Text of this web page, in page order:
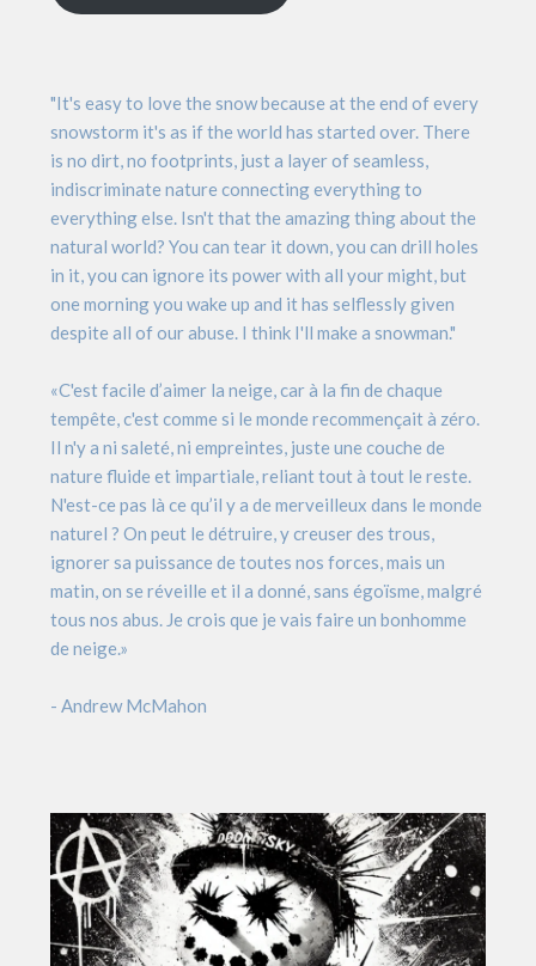
"It's easy to love the snow because at the end of every
snowstorm it's as if the world has started over. There
is no dirt, no footprints, just a layer of seamless,
indiscriminate nature connecting everything to
everything else. Isn't that the amazing thing about the
natural world? You can tear it down, you can drill holes
in it, you can ignore its power with all your might, but
one morning you wake up and it has selflessly given
despite all of our abuse. I think I'll make a snowman."
«C'est facile d’aimer la neige, car à la fin de chaque
tempête, c'est comme si le monde recommençait à zéro.
Il n'y a ni saleté, ni empreintes, juste une couche de
nature fluide et impartiale, reliant tout à tout le reste.
N'est-ce pas là ce qu’il y a de merveilleux dans le monde
naturel ? On peut le détruire, y creuser des trous,
ignorer sa puissance de toutes nos forces, mais un
matin, on se réveille et il a donné, sans égoïsme, malgré
tous nos abus. Je crois que je vais faire un bonhomme
de neige.»
- Andrew McMahon